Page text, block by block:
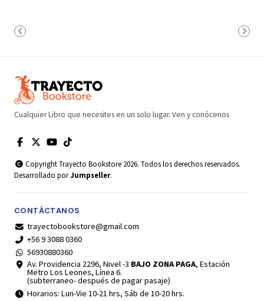
Cualquier Libro que necesites en un solo lugar. Ven y conócenos
Copyright Trayecto Bookstore 2026. Todos los derechos reservados.
Desarrollado porJumpseller.
CONTÁCTANOS
trayectobookstore@gmail.com
+56 9 3088 0360
56930880360
Av. Providencia 2296, Nivel -3 BAJO ZONA PAGA, Estación
Metro Los Leones, Línea 6.
(subterraneo- después de pagar pasaje)
Horarios: Lun-Vie 10-21 hrs, Sáb de 10-20 hrs.